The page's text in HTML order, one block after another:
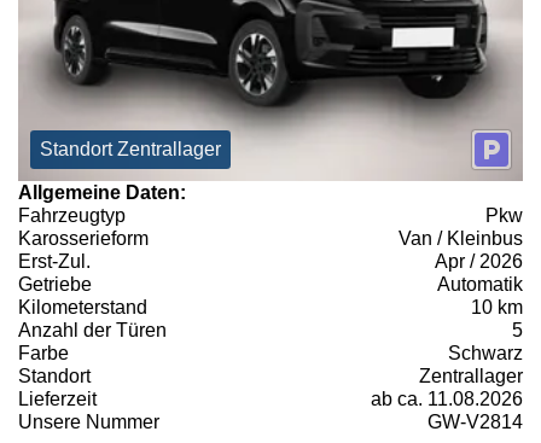
Standort Zentrallager
Allgemeine Daten:
Fahrzeugtyp
Pkw
Karosserieform
Van / Kleinbus
Erst-Zul.
Apr / 2026
Getriebe
Automatik
Kilometerstand
10 km
Anzahl der Türen
5
Farbe
Schwarz
Standort
Zentrallager
Lieferzeit
ab ca. 11.08.2026
Unsere Nummer
GW-V2814